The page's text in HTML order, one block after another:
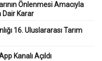
Önlenmesi Amacıyla
Dair Karar
16. Uluslararası Tarım
Kanalı Açıldı